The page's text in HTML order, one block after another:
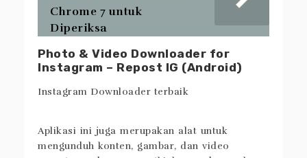
BACA JUGA:
Terbaik untuk Ekstensi
Chrome 7 untuk
Diperiksa
Photo & Video Downloader for